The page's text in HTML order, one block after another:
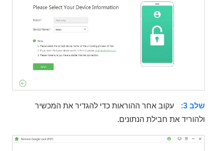
שלב 3:
עקוב אחר ההוראות כדי להגדיר את המכשיר
ולהוריד את חבילת הנתונים.